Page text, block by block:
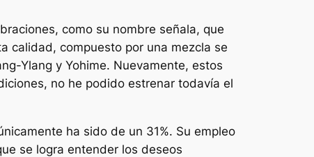
como su nombre señala, que
calidad, compuesto por una mezcla se
Ylang y Yohime. Nuevamente, estos
no he podido estrenar todavía el
ha sido de un 31%. Su empleo
se logra entender los deseos